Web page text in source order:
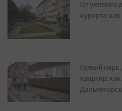
От уютного
курорта:
Новый парк,
квартир:
Дальнегорск